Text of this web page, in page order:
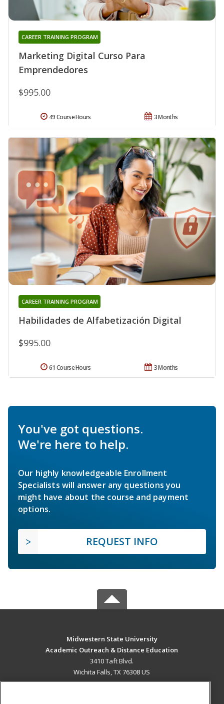
Marketing Digital Curso Para
Emprendedores
CAREER TRAINING PROGRAM
$995.00
3 Months
49 Course Hours
Habilidades de Alfabetización Digital
CAREER TRAINING PROGRAM
$995.00
3 Months
61 Course Hours
You've got questions.
We're here to help.
Our highly knowledgeable Enrollment
Specialists will answer any questions you
might have about the course and payment
options.
REQUEST INFO
Midwestern State University
Academic Outreach & Distance Education
3410 Taft Blvd.
Wichita Falls, TX 76308 US